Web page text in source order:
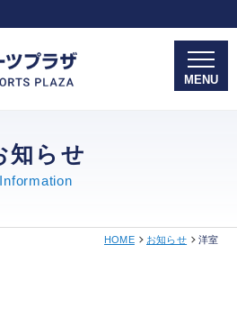
知らせ
Information
HOME お知らせ 洋室
MENU